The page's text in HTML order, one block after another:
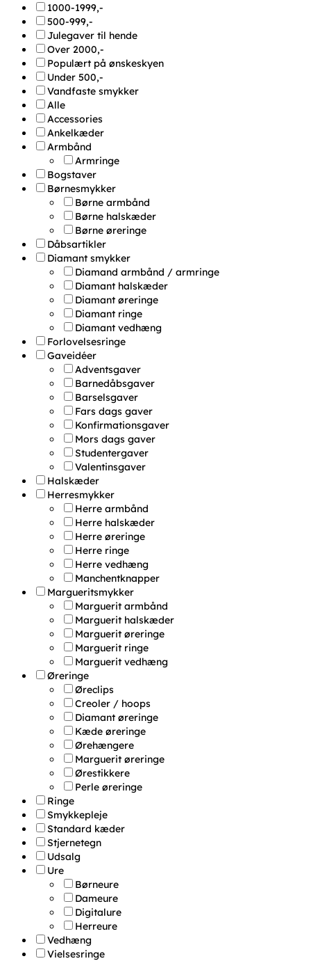
1000-1999,-
500-999,-
Julegaver til hende
Over 2000,-
Populært på ønskeskyen
Under 500,-
Vandfaste smykker
Alle
Accessories
Ankelkæder
Armbånd
Armringe
Bogstaver
Børnesmykker
Børne armbånd
Børne halskæder
Børne øreringe
Dåbsartikler
Diamant smykker
Diamand armbånd / armringe
Diamant halskæder
Diamant øreringe
Diamant ringe
Diamant vedhæng
Forlovelsesringe
Gaveidéer
Adventsgaver
Barnedåbsgaver
Barselsgaver
Fars dags gaver
Konfirmationsgaver
Mors dags gaver
Studentergaver
Valentinsgaver
Halskæder
Herresmykker
Herre armbånd
Herre halskæder
Herre øreringe
Herre ringe
Herre vedhæng
Manchentknapper
Margueritsmykker
Marguerit armbånd
Marguerit halskæder
Marguerit øreringe
Marguerit ringe
Marguerit vedhæng
Øreringe
Øreclips
Creoler / hoops
Diamant øreringe
Kæde øreringe
Ørehængere
Marguerit øreringe
Ørestikkere
Perle øreringe
Ringe
Smykkepleje
Standard kæder
Stjernetegn
Udsalg
Ure
Børneure
Dameure
Digitalure
Herreure
Vedhæng
Vielsesringe